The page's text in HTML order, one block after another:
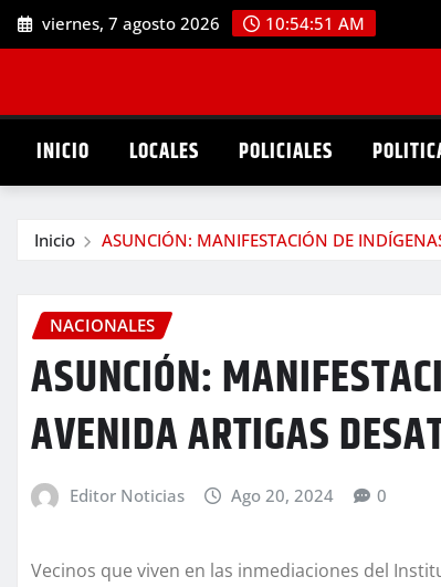
Saltar
al
viernes, 7 agosto 2026 10:54:53 AM
INICIO LOCALES POLICIALES
Inicio ASUNCIÓN: MANIFESTACIÓN DE
NACIONALES
ASUNCIÓN:
AVENIDA ARTIGAS
Editor Noticias Ago 20, 2024 0
Vecinos que viven en las inmediaciones del